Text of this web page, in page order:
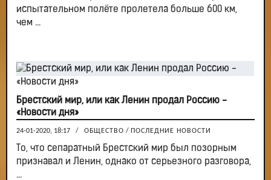
испытательном полёте пролетела больше 600 км,
чем ...
Брестский мир, или как Ленин продал Россию -
«Новости дня»
24-01-2020, 18:17 / ОБЩЕСТВО / ПОСЛЕДНИЕ НОВОСТИ
То, что сепаратный Брестский мир был позорным
признавал и Ленин, однако от серьезного разговора,
...